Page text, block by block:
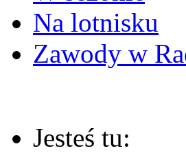
Na lotnisku
Zawody w
Jesteś tu: